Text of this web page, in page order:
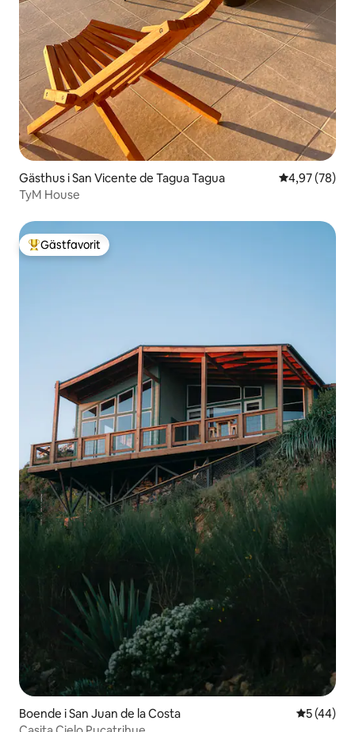
Gästhus i San Vicente de Tagua Tagua 4,97 av 5 i
4,97 (78)
TyM House
Populär gästfavorit
Gästfavorit
Boende i San Juan de la Costa 5 av 5 i
5 (44)